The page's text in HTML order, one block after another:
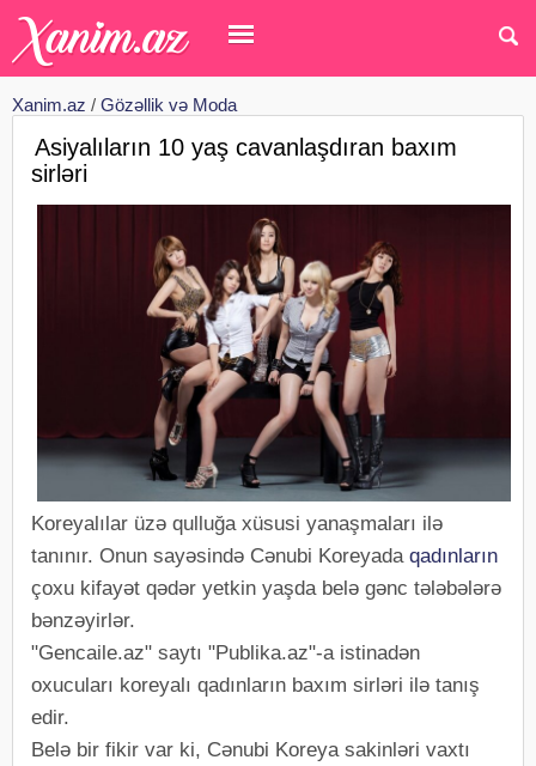
Xanim.az / Gözəllik və Moda
Asiyalıların 10 yaş cavanlaşdıran baxım
sirləri
Koreyalılar üzə qulluğa xüsusi yanaşmaları ilə
tanınır. Onun sayəsində Cənubi Koreyada qadınların
çoxu kifayət qədər yetkin yaşda belə gənc tələbələrə
bənzəyirlər.
"Gencaile.az" saytı "Publika.az"-a istinadən
oxucuları koreyalı qadınların baxım sirləri ilə tanış
edir.
Belə bir fikir var ki, Cənubi Koreya sakinləri vaxtı